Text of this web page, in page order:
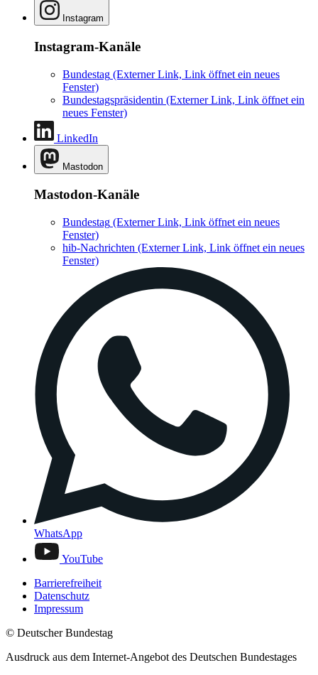
Instagram
Instagram-Kanäle
Bundestag (Externer Link, Link öffnet ein neues
Fenster)
Bundestagspräsidentin (Externer Link, Link öffnet ein
neues Fenster)
LinkedIn
Mastodon
Mastodon-Kanäle
Bundestag (Externer Link, Link öffnet ein neues
Fenster)
hib-Nachrichten (Externer Link, Link öffnet ein neues
Fenster)
WhatsApp
YouTube
Barrierefreiheit
Datenschutz
Impressum
© Deutscher Bundestag
Ausdruck aus dem Internet-Angebot des Deutschen Bundestages